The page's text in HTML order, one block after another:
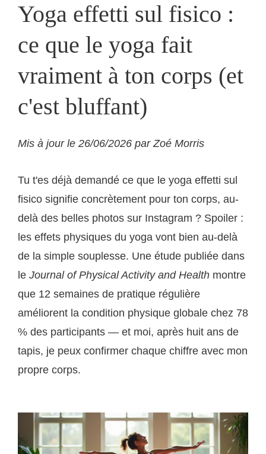
Yoga effetti sul fisico :
ce que le yoga fait
vraiment à ton corps (et
c'est bluffant)
Mis à jour le 26/06/2026 par Zoé Morris
Tu t'es déjà demandé ce que le yoga effetti sul
fisico signifie concrètement pour ton corps, au-
delà des belles photos sur Instagram ? Spoiler :
les effets physiques du yoga vont bien au-delà
de la simple souplesse. Une étude publiée dans
le Journal of Physical Activity and Health montre
que 12 semaines de pratique régulière
améliorent la condition physique globale chez 78
% des participants — et moi, après huit ans de
tapis, je peux confirmer chaque chiffre avec mon
propre corps.